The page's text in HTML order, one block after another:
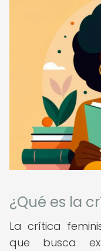
¿Qué es la
La crítica
que busca